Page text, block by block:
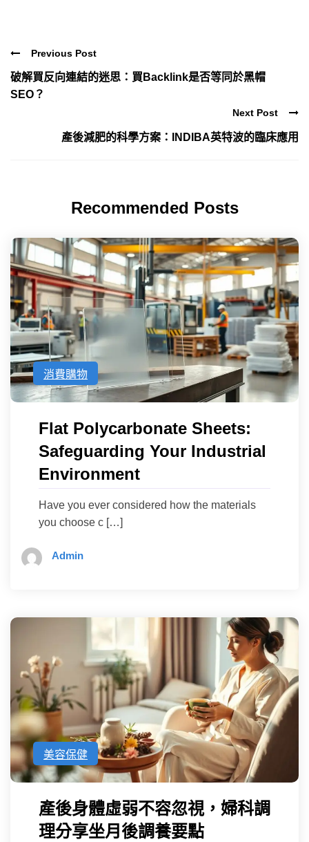
Previous Post
破解買反向連結的迷思：買Backlink是否等同於黑帽
SEO？
Next Post
產後減肥的科學方案：INDIBA英特波的臨床應用
Recommended Posts
消費購物
Flat Polycarbonate Sheets:
Safeguarding Your Industrial
Environment
Have you ever considered how the materials
you choose c […]
Admin
美容保健
產後身體虛弱不容忽視，婦科調
理分享坐月後調養要點